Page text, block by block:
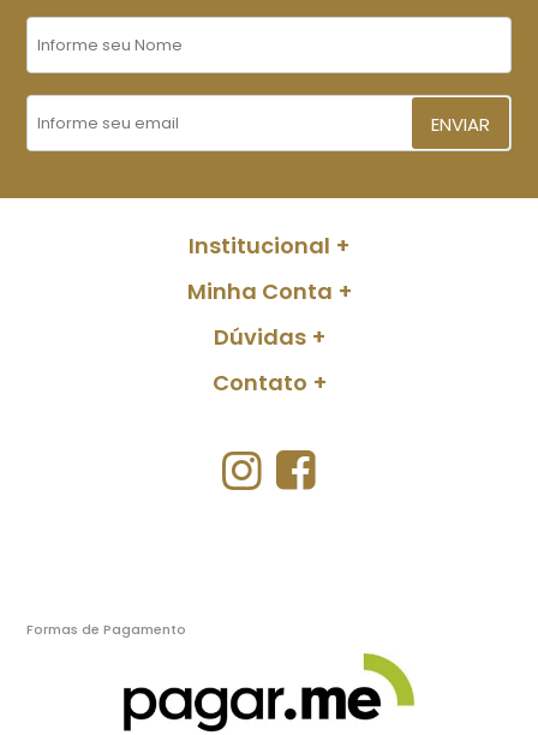
ENVIAR
Institucional
Minha Conta
Dúvidas
Contato
Formas de Pagamento